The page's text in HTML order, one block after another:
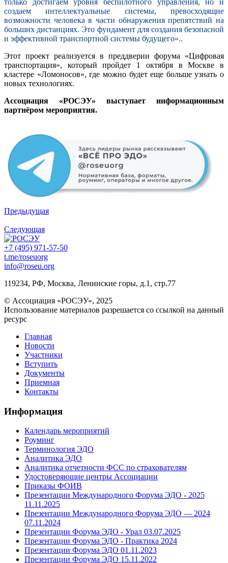
создаем интеллектуальные системы, превосходящие
возможности человека в части обнаружения препятствий на
больших дистанциях. Это фундамент для создания безопасной
и эффективной транспортной системы будущего»..
Этот проект реализуется в преддверии форума «Цифровая
транспортация», который пройдет 1 октября в Москве в
кластере «Ломоносов», где можно будет еще больше узнать о
новых технологиях.
Ассоциация «РОСЭУ» выступает информационным
партнёром мероприятия.
Предыдущая
Следующая
+7 (495) 971-57-50
t.me/roseuorg
info@roseu.org
119234, РФ, Москва, Ленинские горы, д.1, стр.77
© Ассоциация «РОСЭУ», 2025
Использование материалов разрешается со ссылкой на данный
ресурс
Главная
Новости
Участники
Вступить
Документы
Приемная
Контакты
Информация
Календарь мероприятий
Роуминг
Терминология ЭДО
Аналитика ЭДО
Аналитика отчетности ФСС по страхователям
Удостоверяющие центры Ассоциации
Приказы ФОИВ
Презентации Международного Форума ЭДО - 2025
11.11.2025
Презентации Международного Форума ЭДО — 2024
07.11.2024
Презентации Форума ЭДО - Урал 03.07.2025
Презентации Форума ЭДО - Практика 2024
Презентации Форума ЭДО 01.11.2023
Презентации Форума ЭДО 15.11.2022